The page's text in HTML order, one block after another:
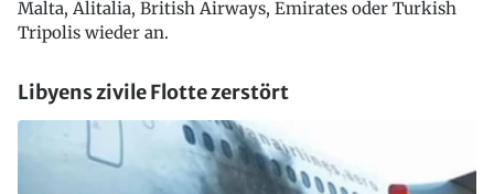
Malta, Alitalia, British Airways, Emirates oder Turkish
Tripolis wieder an.
Libyens zivile Flotte zerstört